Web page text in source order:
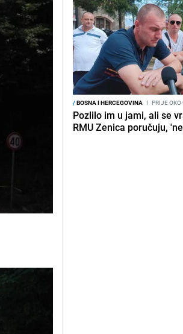
/BOSNA I HERCEGOVINA I PRIJE OKO
Pozlilo im u jami, ali se
RMU Zenica poručuju,